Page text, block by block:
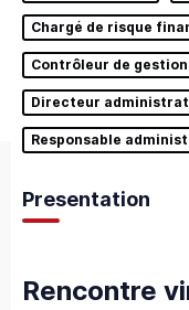
Chargé de risque
Contrôleur de gestion
Directeur
Responsable
Presentation
Rencontre